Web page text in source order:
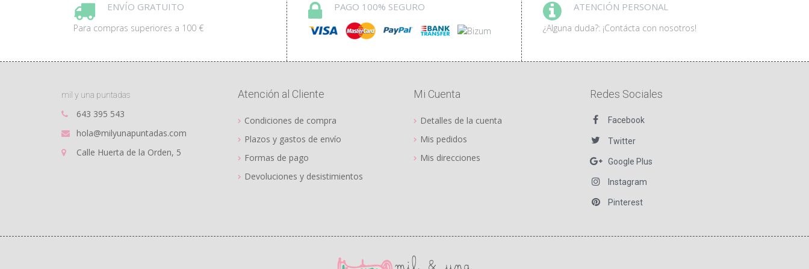
la
producto
pueden
en
ENVÍO GRATUITO
Para compras superiores a 100 €
PAGO 100% SEGURO ATENCIÓN PERSONAL
¿Alguna duda?: ¡Contácta con nosotros!
mil y una puntadas
643 395 543
hola@milyunapuntadas.com
Calle Huerta de la Orden, 5
Atención al Cliente
Condiciones de compra
Plazos y gastos de envío
Formas de pago
Devoluciones y desistimientos
Mi Cuenta
Detalles de la cuenta
Mis pedidos
Mis direcciones
Redes Sociales
Facebook
Twitter
Google Plus
Instagram
Pinterest